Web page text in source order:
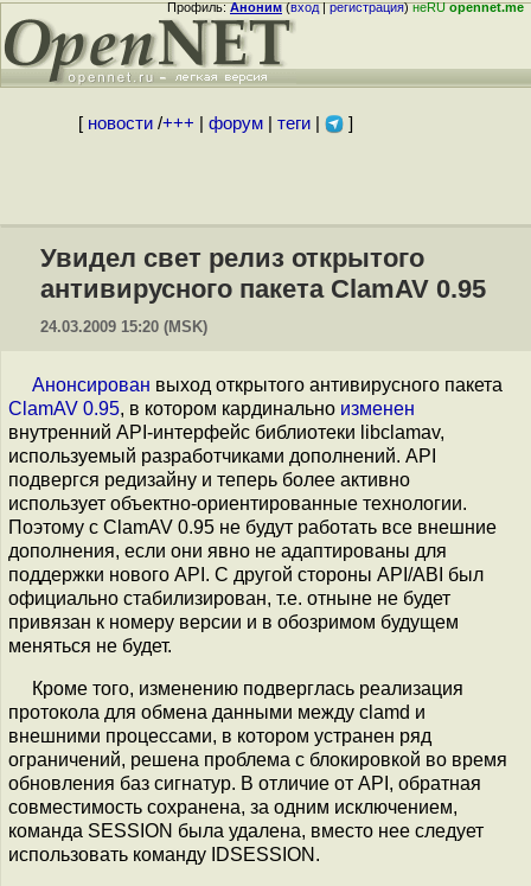
Профиль:Аноним(вход|регистрация)неRUopennet.me
[ новости/+++ форум| теги| ]
Увидел свет релиз открытого
антивирусного пакета ClamAV 0.95
24.03.2009 15:20 (MSK)
Анонсирован выход открытого антивирусного пакета
ClamAV 0.95, в котором кардинально изменен
внутренний API-интерфейс библиотеки libclamav,
используемый разработчиками дополнений. API
подвергся редизайну и теперь более активно
использует объектно-ориентированные технологии.
Поэтому с ClamAV 0.95 не будут работать все внешние
дополнения, если они явно не адаптированы для
поддержки нового API. С другой стороны API/ABI был
официально стабилизирован, т.е. отныне не будет
привязан к номеру версии и в обозримом будущем
меняться не будет.
Кроме того, изменению подверглась реализация
протокола для обмена данными между clamd и
внешними процессами, в котором устранен ряд
ограничений, решена проблема с блокировкой во время
обновления баз сигнатур. В отличие от API, обратная
совместимость сохранена, за одним исключением,
команда SESSION была удалена, вместо нее следует
использовать команду IDSESSION.